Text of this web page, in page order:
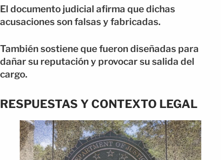
El documento judicial afirma que dichas
acusaciones son falsas y fabricadas.
También sostiene que fueron diseñadas para
dañar su reputación y provocar su salida del
cargo.
RESPUESTAS Y CONTEXTO LEGAL